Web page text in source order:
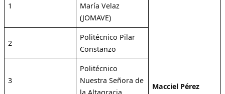
1
María Velaz
(JOMAVE)
Macciel Pérez
2
Politécnico Pilar
Constanzo
3
Politécnico
Nuestra Señora de